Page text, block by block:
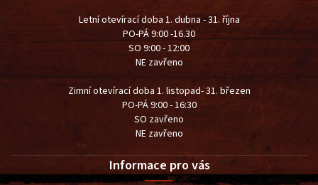
Letní otevírací doba 1. dubna - 31. října
PO-PÁ 9:00 -16.30
SO 9:00 - 12:00
NE zavřeno
Zimní otevírací doba 1. listopad- 31. březen
PO-PÁ 9:00 - 16:30
SO zavřeno
NE zavřeno
Informace pro vás